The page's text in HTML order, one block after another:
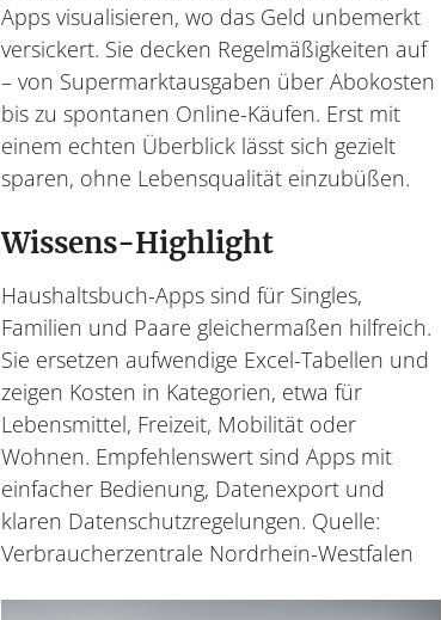
Apps visualisieren, wo das Geld unbemerkt
versickert. Sie decken Regelmäßigkeiten auf
– von Supermarktausgaben über Abokosten
bis zu spontanen Online-Käufen. Erst mit
einem echten Überblick lässt sich gezielt
sparen, ohne Lebensqualität einzubüßen.
Wissens-Highlight
Haushaltsbuch-Apps sind für Singles,
Familien und Paare gleichermaßen hilfreich.
Sie ersetzen aufwendige Excel-Tabellen und
zeigen Kosten in Kategorien, etwa für
Lebensmittel, Freizeit, Mobilität oder
Wohnen. Empfehlenswert sind Apps mit
einfacher Bedienung, Datenexport und
klaren Datenschutzregelungen. Quelle:
Verbraucherzentrale Nordrhein-Westfalen